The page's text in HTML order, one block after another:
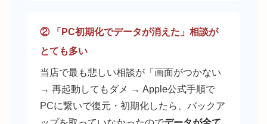
② 「PC初期化でデータが消えた」相談が
とても多い
当店で最も悲しい相談が「画面がつかない
→ 再起動してもダメ → Apple公式手順で
PCに繋いで復元・初期化したら、バックア